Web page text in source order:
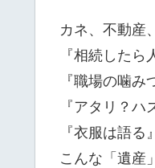
カネ、不動産
『相続した
『職場の噛
『アタリ？
『衣服は語
こんな「遺産